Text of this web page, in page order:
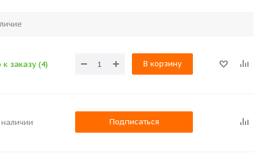
заказу (4) В корзину
Подписаться